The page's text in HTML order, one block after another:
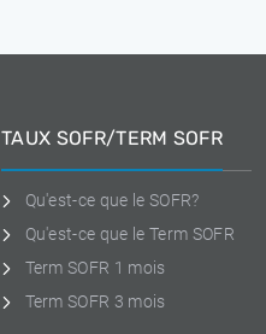
TAUX SOFR/TERM SOFR
Qu'est-ce que le SOFR?
Qu'est-ce que le Term SOFR
Term SOFR 1 mois
Term SOFR 3 mois